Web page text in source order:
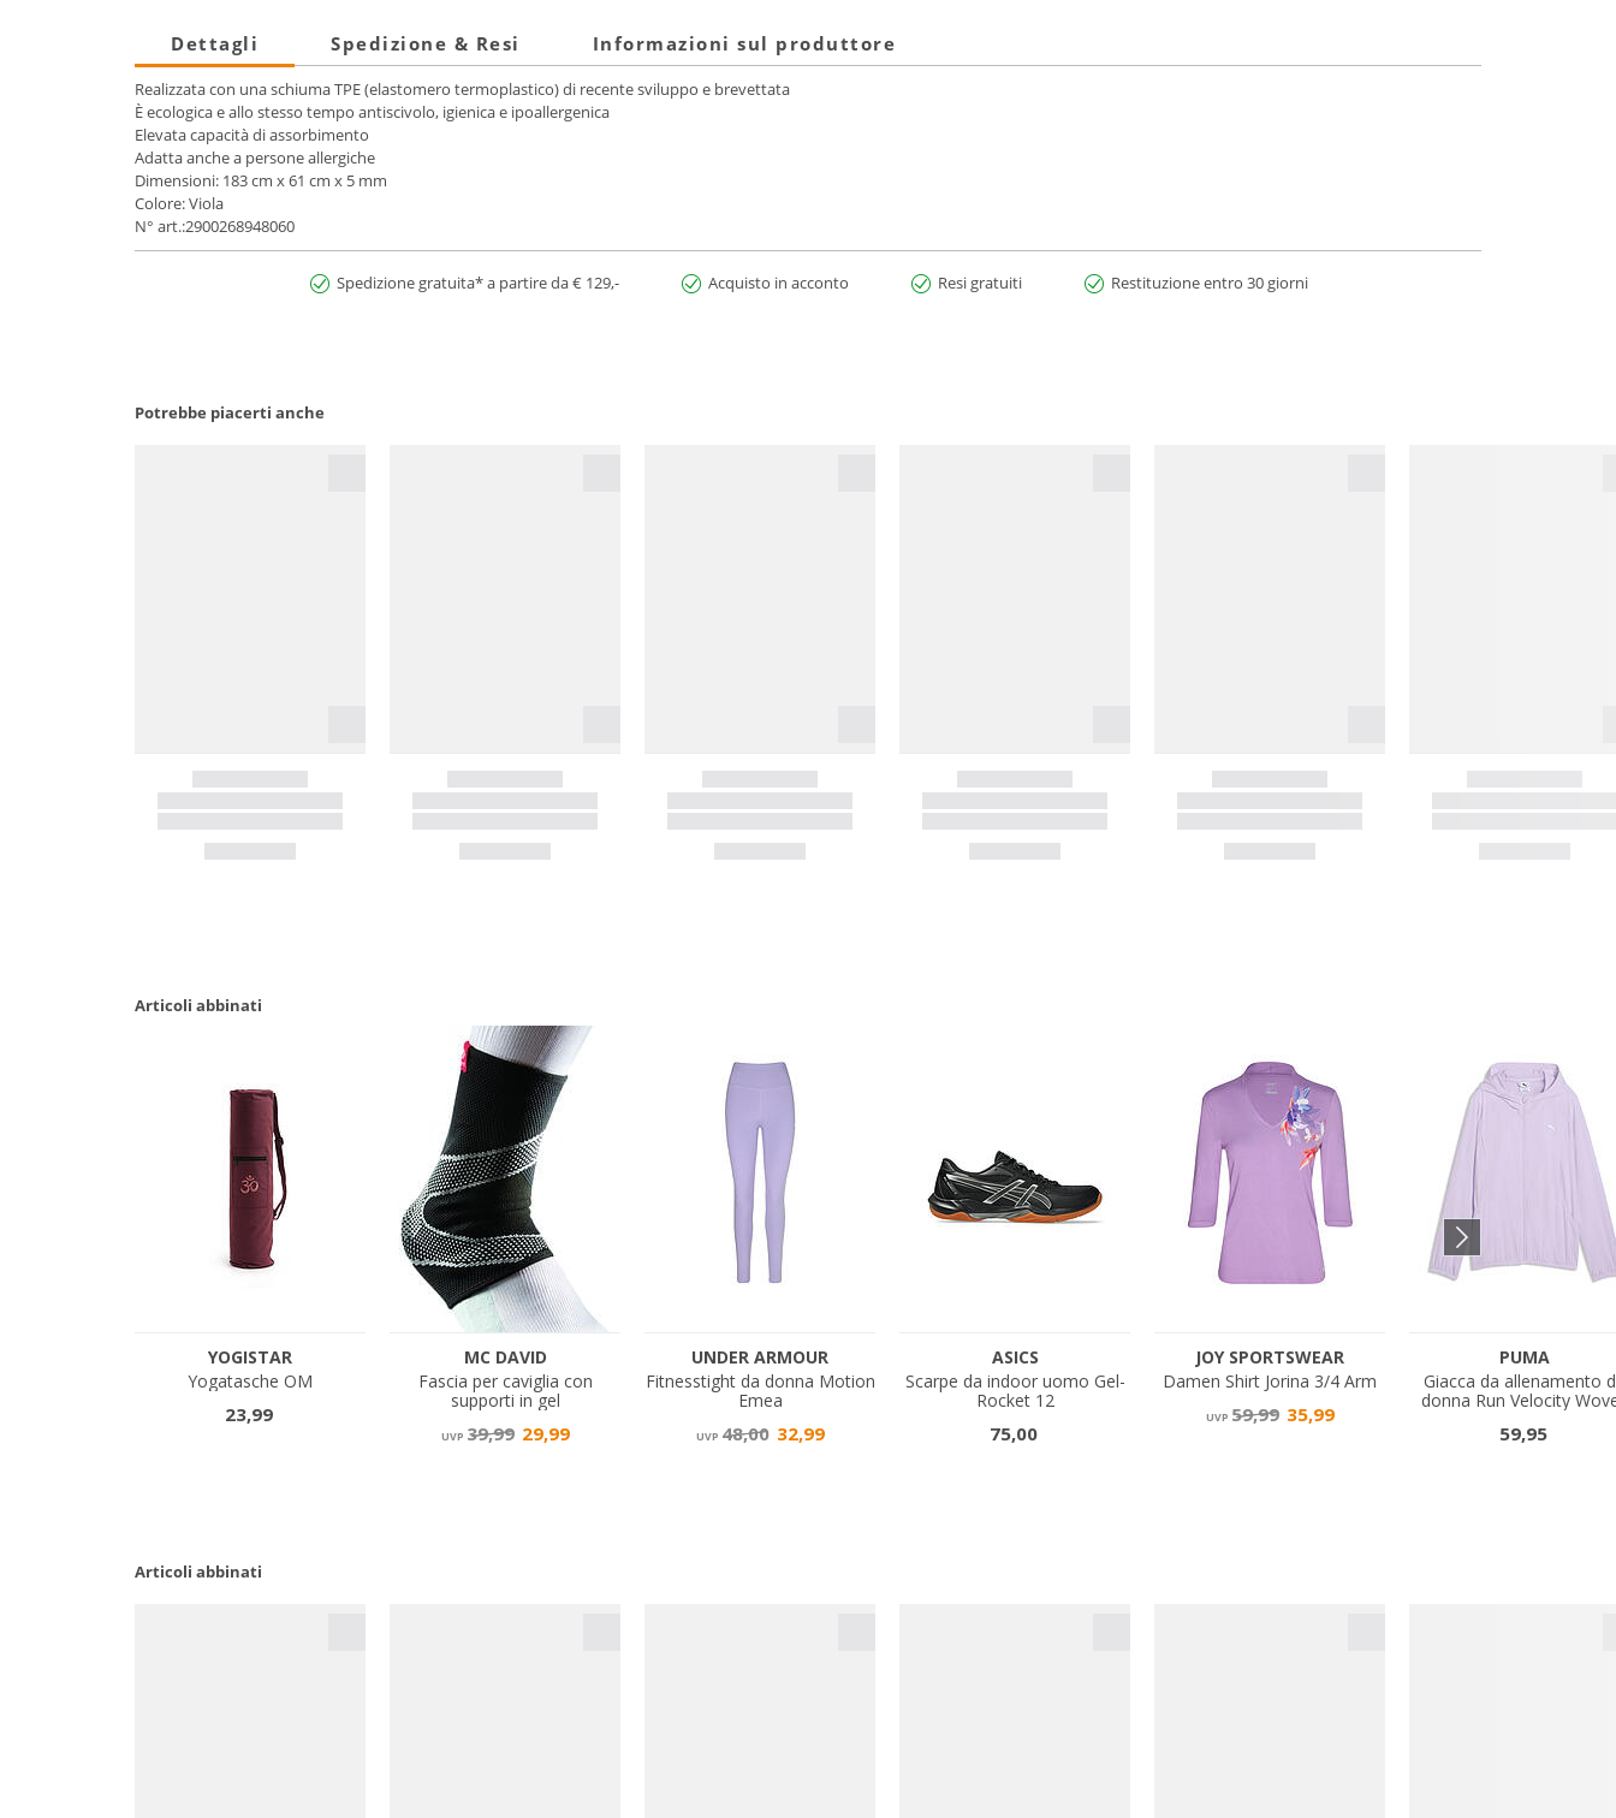
Dettagli Spedizione & Resi Informazioni sul produttore
Realizzata con una schiuma TPE (elastomero termoplastico) di recente sviluppo e brevettata
È ecologica e allo stesso tempo antiscivolo, igienica e ipoallergenica
Elevata capacità di assorbimento
Adatta anche a persone allergiche
Dimensioni: 183 cm x 61 cm x 5 mm
Colore: Viola
N° art.:2900268948060
Spedizione gratuita* a partire da € 129,- Acquisto in acconto Resi gratuiti Restituzione entro 30 giorni
Potrebbe piacerti anche
Articoli abbinati
Articoli abbinati